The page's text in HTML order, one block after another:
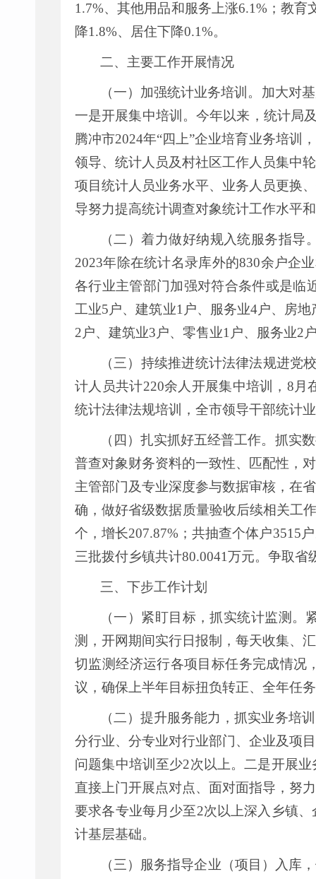
1.7%、其他用品和服务上涨6.1% ；教育
降1.8%、居住下降0.1%。
二、主要工作开展情况
（一）加强统计业务培训。 加大对
一是开展集中培训。今年以来 ，统计局
腾冲市2024年“四上”企业培育业务培训，
领导、统计人员及村社区工作人员集中
项目统计人员业务水平、业务人员更换
导努力提高统计调查对象统计工作水平
（二）着力做好纳规入统服务指导
2023年除在统计名录库外的830余户企
各行业主管部门加强对符合条件或是临
工业5 户、建筑业1 户、服务业4户、房地
2 户、建筑业3 户、零售业1 户、服务业2
（三）持续推进统计法律法规进党
计人员共计220余人开展集中培训， 8 月
统计法律法规培训，全市领导干部统计
（四）扎实抓好五经普工作。 抓实
普查对象财务资料的一致性、匹配性，
主管部门及专业深度参与数据审核，在
确，做好省级数据质量验收后续相关工
个，增长207.87% ；共抽查个体户3515
三批拨付乡镇共计80.0041万元。争取省
三、下步工作计划
（一）紧盯目标，抓实统计监测。
测，开网期间实行日报制，每天收集、
切监测经济运行各项目标任务完成情况
议，确保上半年目标扭负转正、全年任
（二）提升服务能力，抓实业务培
分行业、分专业对行业部门、企业及项
问题集中培训至少2次以上。二是开展
直接上门开展点对点、面对面指导，努
要求各专业每月少至2次以上深入乡镇
计基层基础。
（三）服务指导企业（项目）入库